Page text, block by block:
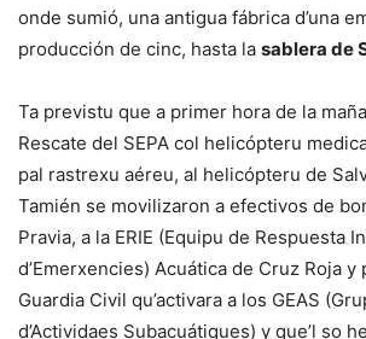
onde sumió, una antigua fábrica d’una
producción de cinc, hasta la sablera de
Ta previstu que a primer hora de la
Rescate del SEPA col helicópteru
pal rastrexu aéreu, al helicópteru de
Tamién se movilizaron a efectivos de
Pravia, a la ERIE (Equipu de Respuesta
d’Emerxencies) Acuática de Cruz Roja y
Guardia Civil qu’activara a los GEAS
d’Actividaes Subacuátiques) y que’l so